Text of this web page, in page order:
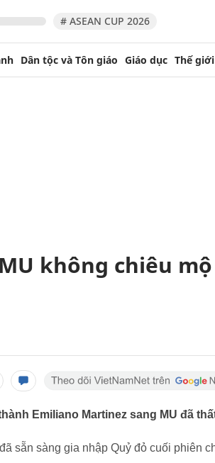
# ASEAN CUP 2026
Dân tộc và Tôn giáo Giáo dục Thế giới
không chiêu
Emiliano Martinez sang MU đã
sẵn sàng gia nhập Quỷ đỏ cuối phiên